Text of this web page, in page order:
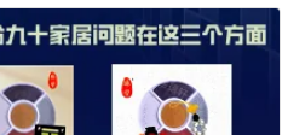
泽火革 兑上离下
风鼎 离上巽下